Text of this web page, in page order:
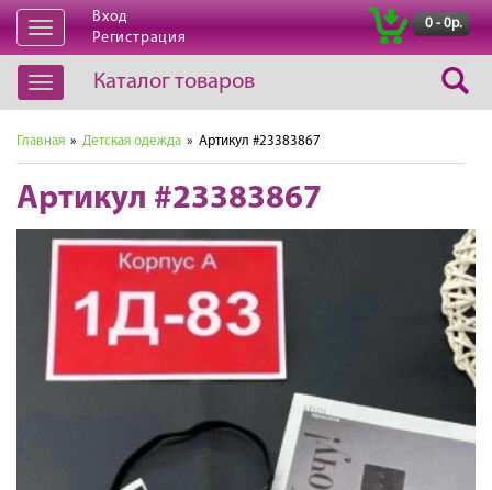
Открыть
навигацию
Вход
Регистрация
0 - 0р.
Открыть
навигацию
Каталог товаров
Главная » Детская одежда » Артикул #23383867
Артикул #23383867